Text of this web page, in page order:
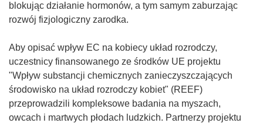
blokując działanie hormonów, a tym samym zaburzając
rozwój fizjologiczny zarodka.
Aby opisać wpływ EC na kobiecy układ rozrodczy,
uczestnicy finansowanego ze środków UE projektu
"Wpływ substancji chemicznych zanieczyszczających
środowisko na układ rozrodczy kobiet" (REEF)
przeprowadzili kompleksowe badania na myszach,
owcach i martwych płodach ludzkich. Partnerzy projektu